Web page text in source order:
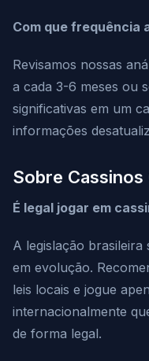
Com que frequência
Revisamos nossas
a cada 3-6 meses ou
significativas em um
informações
Sobre Cassinos
É legal jogar em
A legislação
em evolução.
leis locais e jogue
internacionalmente
de forma legal.